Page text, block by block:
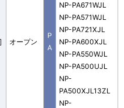
オープン
P
A
NP-PA671WJL
NP-PA571WJL
NP-PA721XJL
NP-PA600XJL
NP-PA550WJL
NP-PA500UJL
NP-
PA500XJL13ZL
NP-